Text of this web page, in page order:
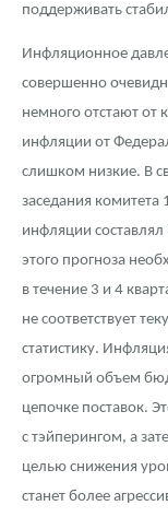
поддерживать
Инфляционное
совершенно
немного отстают от
инфляции от
слишком низкие. В
заседания
инфляции
этого прогноза
в течение 3 и 4
не соответствует
статистику.
огромный объем
цепочке поставок.
с тэйперингом, а
целью снижения
станет более